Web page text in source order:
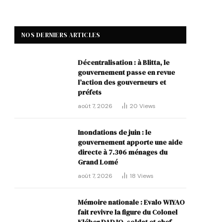
NOS DERNIERS ARTICLES
Décentralisation : à Blitta, le
gouvernement passe en revue
l’action des gouverneurs et
préfets
août 7, 2026 20 Views
Inondations de juin : le
gouvernement apporte une aide
directe à 7.306 ménages du
Grand Lomé
août 7, 2026 18 Views
Mémoire nationale : Evalo WIYAO
fait revivre la figure du Colonel